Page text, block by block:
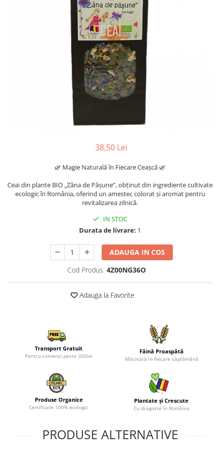
38,50 Lei
🌿 Magie Naturală în Fiecare Ceașcă 🌿
Ceai din plante BIO „Zâna de Pășune”, obținut din ingrediente cultivate
ecologic în România, oferind un amestec colorat și aromat pentru
revitalizarea zilnică.
IN STOC
Durata de livrare: 1
ADAUGA IN COS
Cod Produs: 4Z00NG36O
Adauga la Favorite
Transport Gratuit
Pentru comenzi peste 350lei
Făină Proaspătă
Măcinată în fiecare săptămână
Produse Organice
Certificate 100% ecologic
Plantate și Crescute
Cu dragoste în România
PRODUSE ALTERNATIVE